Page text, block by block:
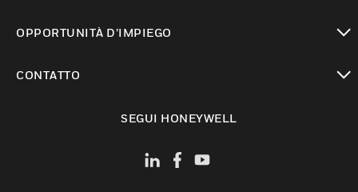
OPPORTUNITÀ D’IMPIEGO
CONTATTO
SEGUI HONEYWELL